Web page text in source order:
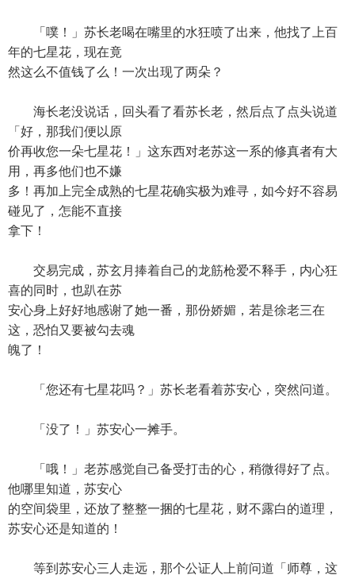
「噗！」苏长老喝在嘴里的水狂喷了出来，他找了上百
年的七星花，现在竟
然这么不值钱了么！一次出现了两朵？
海长老没说话，回头看了看苏长老，然后点了点头说道
「好，那我们便以原
价再收您一朵七星花！」这东西对老苏这一系的修真者有大
用，再多他们也不嫌
多！再加上完全成熟的七星花确实极为难寻，如今好不容易
碰见了，怎能不直接
拿下！
交易完成，苏玄月捧着自己的龙筋枪爱不释手，内心狂
喜的同时，也趴在苏
安心身上好好地感谢了她一番，那份娇媚，若是徐老三在
这，恐怕又要被勾去魂
魄了！
「您还有七星花吗？」苏长老看着苏安心，突然问道。
「没了！」苏安心一摊手。
「哦！」老苏感觉自己备受打击的心，稍微得好了点。
他哪里知道，苏安心
的空间袋里，还放了整整一捆的七星花，财不露白的道理，
苏安心还是知道的！
等到苏安心三人走远，那个公证人上前问道「师尊，这